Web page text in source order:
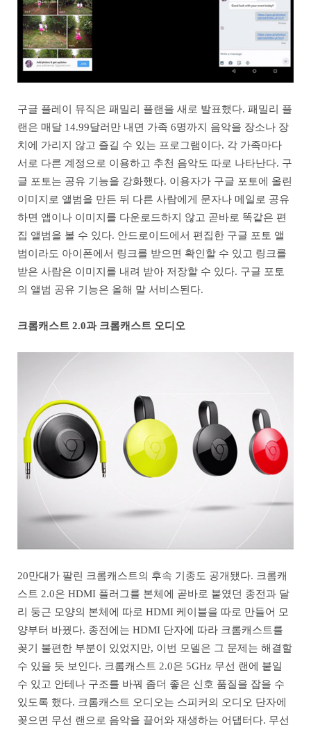
구글 플레이 뮤직은 패밀리 플랜을 새로 발표했다. 패밀리 플
랜은 매달 14.99달러만 내면 가족 6명까지 음악을 장소나 장
치에 가리지 않고 즐길 수 있는 프로그램이다. 각 가족마다
서로 다른 계정으로 이용하고 추천 음악도 따로 나타난다. 구
글 포토는 공유 기능을 강화했다. 이용자가 구글 포토에 올린
이미지로 앨범을 만든 뒤 다른 사람에게 문자나 메일로 공유
하면 앱이나 이미지를 다운로드하지 않고 곧바로 똑같은 편
집 앨범을 볼 수 있다. 안드로이드에서 편집한 구글 포토 앨
범이라도 아이폰에서 링크를 받으면 확인할 수 있고 링크를
받은 사람은 이미지를 내려 받아 저장할 수 있다. 구글 포토
의 앨범 공유 기능은 올해 말 서비스된다.
크롬캐스트 2.0과 크롬캐스트 오디오
20만대가 팔린 크롬캐스트의 후속 기종도 공개됐다. 크롬캐
스트 2.0은 HDMI 플러그를 본체에 곧바로 붙였던 종전과 달
리 둥근 모양의 본체에 따로 HDMI 케이블을 따로 만들어 모
양부터 바꿨다. 종전에는 HDMI 단자에 따라 크롬캐스트를
꽂기 불편한 부분이 있었지만, 이번 모델은 그 문제는 해결할
수 있을 듯 보인다. 크롬캐스트 2.0은 5GHz 무선 랜에 붙일
수 있고 안테나 구조를 바꿔 좀더 좋은 신호 품질을 잡을 수
있도록 했다. 크롬캐스트 오디오는 스피커의 오디오 단자에
꽂으면 무선 랜으로 음악을 끌어와 재생하는 어댑터다. 무선